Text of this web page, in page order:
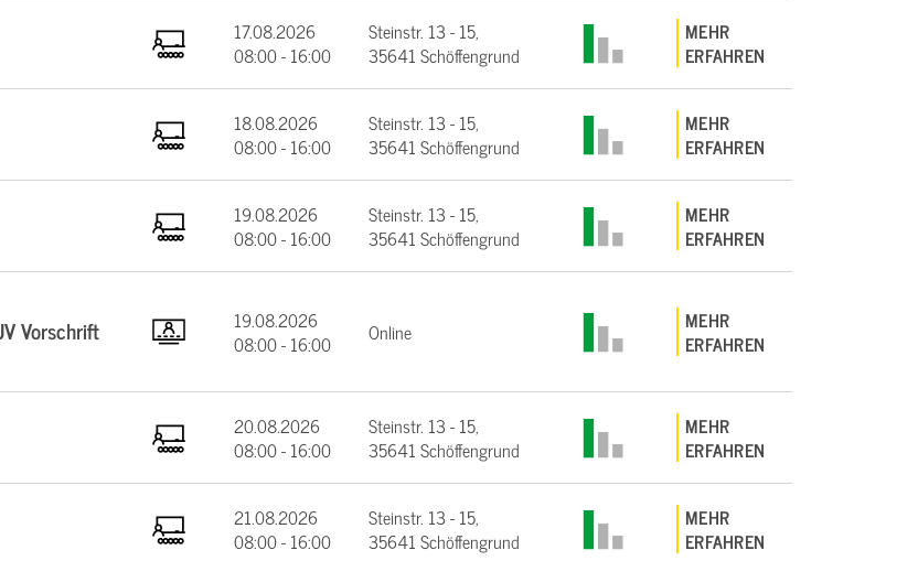
17.08.2026
08:00 - 16:00
Steinstr. 13 - 15,
35641 Schöffengrund
MEHR
ERFAHREN
18.08.2026
08:00 - 16:00
Steinstr. 13 - 15,
35641 Schöffengrund
MEHR
ERFAHREN
19.08.2026
08:00 - 16:00
Steinstr. 13 - 15,
35641 Schöffengrund
MEHR
ERFAHREN
Vorschrift
19.08.2026
08:00 - 16:00
Online
MEHR
ERFAHREN
20.08.2026
08:00 - 16:00
Steinstr. 13 - 15,
35641 Schöffengrund
MEHR
ERFAHREN
21.08.2026
08:00 - 16:00
Steinstr. 13 - 15,
35641 Schöffengrund
MEHR
ERFAHREN